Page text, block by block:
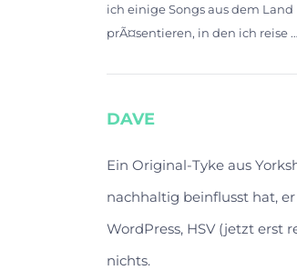
ich einige Songs aus dem Land
prÃ¤sentieren, in den ich reise …
DAVE
Ein Original-Tyke aus
nachhaltig beinflusst hat,
WordPress, HSV (jetzt erst
nichts.